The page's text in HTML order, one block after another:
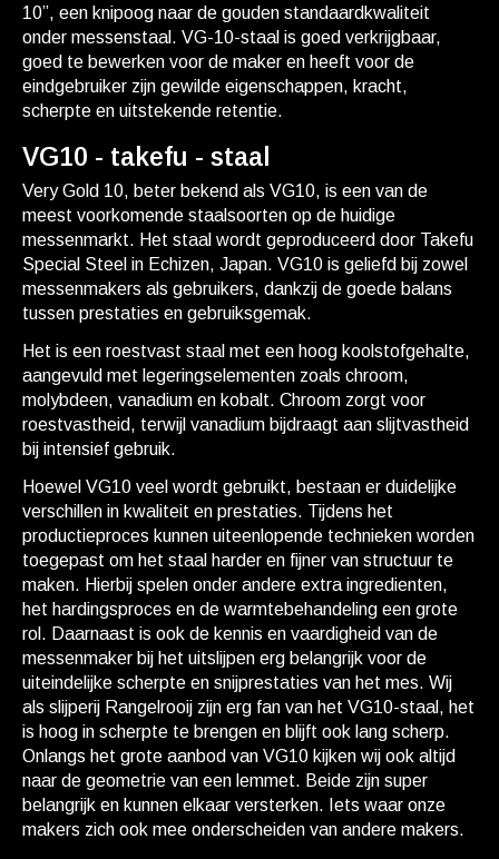
10”, een knipoog naar de gouden standaardkwaliteit
onder messenstaal. VG-10-staal is goed verkrijgbaar,
goed te bewerken voor de maker en heeft voor de
eindgebruiker zijn gewilde eigenschappen, kracht,
scherpte en uitstekende retentie.
VG10 - takefu - staal
Very Gold 10, beter bekend als VG10, is een van de
meest voorkomende staalsoorten op de huidige
messenmarkt. Het staal wordt geproduceerd door Takefu
Special Steel in Echizen, Japan. VG10 is geliefd bij zowel
messenmakers als gebruikers, dankzij de goede balans
tussen prestaties en gebruiksgemak.
Het is een roestvast staal met een hoog koolstofgehalte,
aangevuld met legeringselementen zoals chroom,
molybdeen, vanadium en kobalt. Chroom zorgt voor
roestvastheid, terwijl vanadium bijdraagt aan slijtvastheid
bij intensief gebruik.
Hoewel VG10 veel wordt gebruikt, bestaan er duidelijke
verschillen in kwaliteit en prestaties. Tijdens het
productieproces kunnen uiteenlopende technieken worden
toegepast om het staal harder en fijner van structuur te
maken. Hierbij spelen onder andere extra ingredienten,
het hardingsproces en de warmtebehandeling een grote
rol. Daarnaast is ook de kennis en vaardigheid van de
messenmaker bij het uitslijpen erg belangrijk voor de
uiteindelijke scherpte en snijprestaties van het mes. Wij
als slijperij Rangelrooij zijn erg fan van het VG10-staal, het
is hoog in scherpte te brengen en blijft ook lang scherp.
Onlangs het grote aanbod van VG10 kijken wij ook altijd
naar de geometrie van een lemmet. Beide zijn super
belangrijk en kunnen elkaar versterken. Iets waar onze
makers zich ook mee onderscheiden van andere makers.